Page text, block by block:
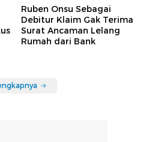
Ruben Onsu Sebagai
Debitur Klaim Gak Terima
Surat Ancaman Lelang
Rumah dari Bank